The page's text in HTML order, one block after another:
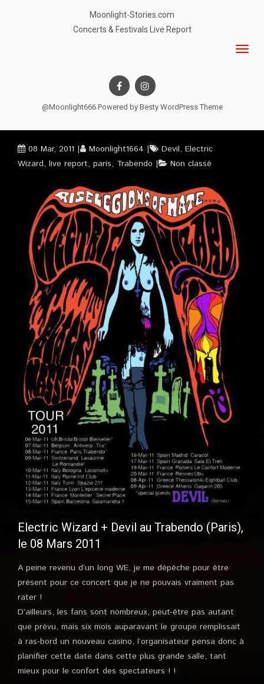
Moonlight-Stories.com
Concerts & Festivals Live Report
@Moonlight666 Powered by Besty WordPress Theme
08 Mar, 2011 Moonlight1664 Devil, Electric
Wizard, live report, paris, Trabendo Non classé
Electric Wizard + Devil au Trabendo (Paris),
le 08 Mars 2011
A peine revenu d’un long WE, je me dépêche pour être
présent pour ce concert que je ne pouvais vraiment pas
rater !
D’ailleurs, les fans sont nombreux, peut-être pas autant
que prévu, mais six mois auparavant le groupe remplissait
à ras-bord un nouveau casino, l’organisateur pensa donc à
planifier cette date dans cette plus grande salle, tant
mieux pour le confort des spectateurs ! !